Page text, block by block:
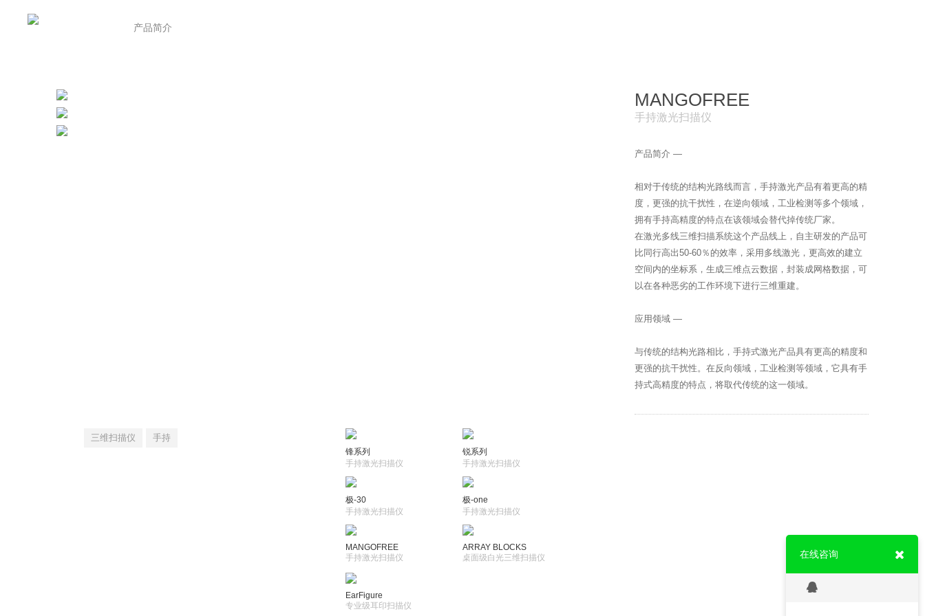
产品简介
MANGOFREE
手持激光扫描仪
产品简介 —
相对于传统的结构光路线而言，手持激光产品有着更高的精
度，更强的抗干扰性，在逆向领域，工业检测等多个领域，
拥有手持高精度的特点在该领域会替代掉传统厂家。
在激光多线三维扫描系统这个产品线上，自主研发的产品可
比同行高出50-60％的效率，采用多线激光，更高效的建立
空间内的坐标系，生成三维点云数据，封装成网格数据，可
以在各种恶劣的工作环境下进行三维重建。
应用领域 —
与传统的结构光路相比，手持式激光产品具有更高的精度和
更强的抗干扰性。在反向领域，工业检测等领域，它具有手
持式高精度的特点，将取代传统的这一领域。
三维扫描仪 手持
锋系列
手持激光扫描仪
锐系列
手持激光扫描仪
极-30
手持激光扫描仪
极-one
手持激光扫描仪
MANGOFREE
手持激光扫描仪
ARRAY BLOCKS
桌面级白光三维扫描仪
EarFigure
专业级耳印扫描仪
在线咨询